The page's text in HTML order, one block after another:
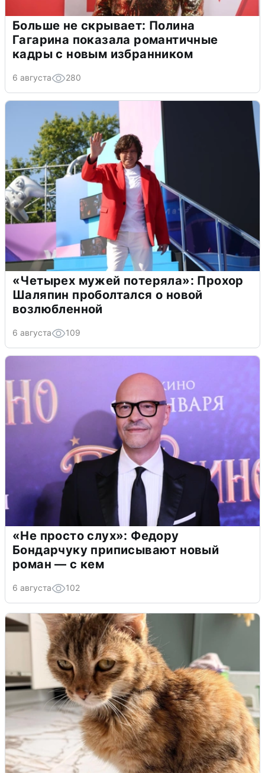
Больше не скрывает: Полина
Гагарина показала романтичные
кадры с новым избранником
6 августа 280
«Четырех мужей потеряла»: Прохор
Шаляпин проболтался о новой
возлюбленной
6 августа 109
«Не просто слух»: Федору
Бондарчуку приписывают новый
роман — с кем
6 августа 102